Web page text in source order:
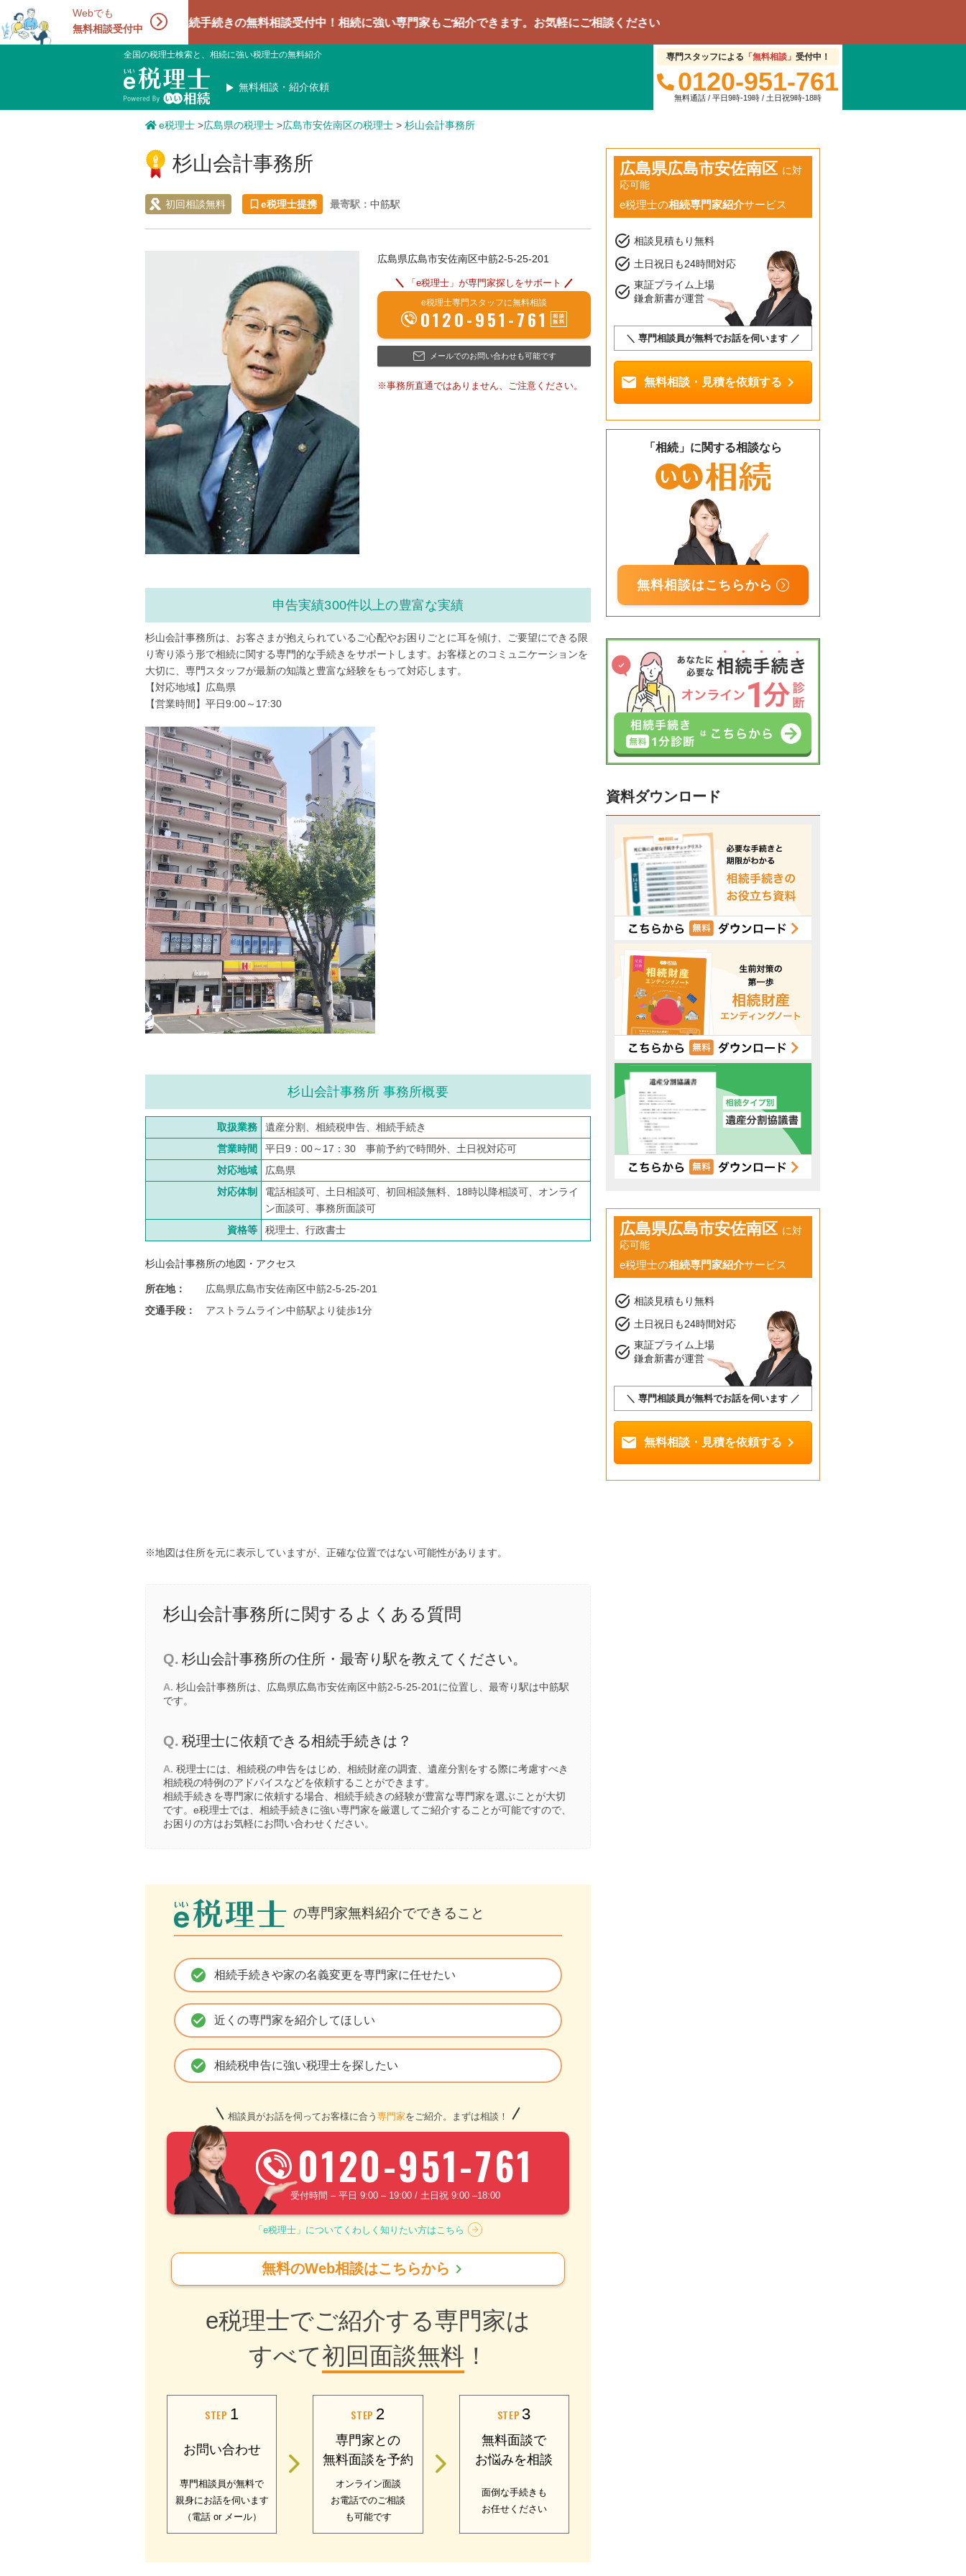
Webでも
無料相談受付中相続手続きの無料相談受付中！相続に強い専門家もご紹介できます。お気軽にご相談ください
全国の税理士検索と、相続に強い税理士の無料紹介
無料相談・紹介依頼
専門スタッフによる 「無料相談」 受付中！
0120-951-761
無料通話 / 平日9時-19時 / 土日祝9時-18時
e税理士 >広島県の税理士 >広島市安佐南区の税理士 > 杉山会計事務所
杉山会計事務所
初回相談無料 e税理士提携 最寄駅： 中筋駅
広島県広島市安佐南区中筋2-5-25-201
「e税理士」が専門家探しをサポート
e税理士専門スタッフに無料相談
0120-951-761
メールでのお問い合わせも可能です
※事務所直通ではありません、ご注意ください。
申告実績300件以上の豊富な実績
杉山会計事務所は、お客さまが抱えられているご心配やお困りごとに耳を傾け、ご要望にできる限
り寄り添う形で相続に関する専門的な手続きをサポートします。お客様とのコミュニケーションを
大切に、専門スタッフが最新の知識と豊富な経験をもって対応します。
【対応地域】広島県
【営業時間】平日9:00～17:30
杉山会計事務所 事務所概要
取扱業務
遺産分割、相続税申告、相続手続き
営業時間
平日9：00～17：30 事前予約で時間外、土日祝対応可
対応地域
広島県
対応体制
電話相談可、土日相談可、初回相談無料、18時以降相談可、オンライ
ン面談可、事務所面談可
資格等
税理士、行政書士
杉山会計事務所の地図・アクセス
所在地：
広島県広島市安佐南区中筋2-5-25-201
交通手段：
アストラムライン中筋駅より徒歩1分
※地図は住所を元に表示していますが、正確な位置ではない可能性があります。
杉山会計事務所に関するよくある質問
Q. 杉山会計事務所の住所・最寄り駅を教えてください。
A. 杉山会計事務所は、広島県広島市安佐南区中筋2-5-25-201に位置し、最寄り駅は中筋駅
です。
Q. 税理士に依頼できる相続手続きは？
A. 税理士には、相続税の申告をはじめ、相続財産の調査、遺産分割をする際に考慮すべき
相続税の特例のアドバイスなどを依頼することができます。
相続手続きを専門家に依頼する場合、相続手続きの経験が豊富な専門家を選ぶことが大切
です。e税理士では、相続手続きに強い専門家を厳選してご紹介することが可能ですので、
お困りの方はお気軽にお問い合わせください。
の専門家無料紹介でできること
check_circle 相続手続きや家の名義変更を専門家に任せたい
check_circle 近くの専門家を紹介してほしい
check_circle 相続税申告に強い税理士を探したい
相談員がお話を伺ってお客様に合う専門家をご紹介。まずは相談！
0120-951-761
受付時間 – 平日 9:00 – 19:00 / 土日祝 9:00 –18:00
「e税理士」についてくわしく知りたい方はこちら
無料のWeb相談はこちらから chevron_right
e税理士でご紹介する専門家は
すべて初回面談無料 ！
STEP 1
お問い合わせ
専門相談員が無料で
親身にお話を伺います
（電話 or メール）
STEP 2
専門家との
無料面談を予約
オンライン面談
お電話でのご相談
も可能です
STEP 3
無料面談で
お悩みを相談
面倒な手続きも
お任せください
広島県広島市安佐南区 に対
応可能
e税理士の相続専門家紹介サービス
task_alt 相談見積もり無料
task_alt 土日祝日も24時間対応
task_alt 東証プライム上場
鎌倉新書が運営
＼ 専門相談員が無料でお話を伺います ／
mail 無料相談・見積を依頼する chevron_right
「相続」に関する相談なら
無料相談はこちらから
資料ダウンロード
広島県広島市安佐南区 に対
応可能
e税理士の相続専門家紹介サービス
task_alt 相談見積もり無料
task_alt 土日祝日も24時間対応
task_alt 東証プライム上場
鎌倉新書が運営
＼ 専門相談員が無料でお話を伺います ／
mail 無料相談・見積を依頼する chevron_right